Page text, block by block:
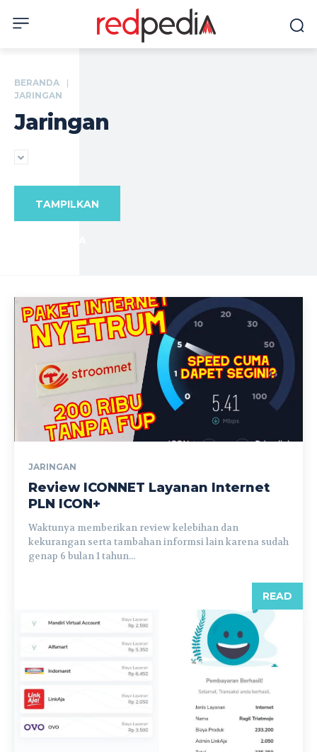
BERANDA
JARINGAN
Jaringan
TAMPILKAN
JARINGAN
Review ICONNET Layanan Internet
PLN ICON+
Waktunya memberikan review kelebihan dan
kekurangan serta tambahan informsi lain karena sudah
genap 6 bulan 1 tahun...
READ